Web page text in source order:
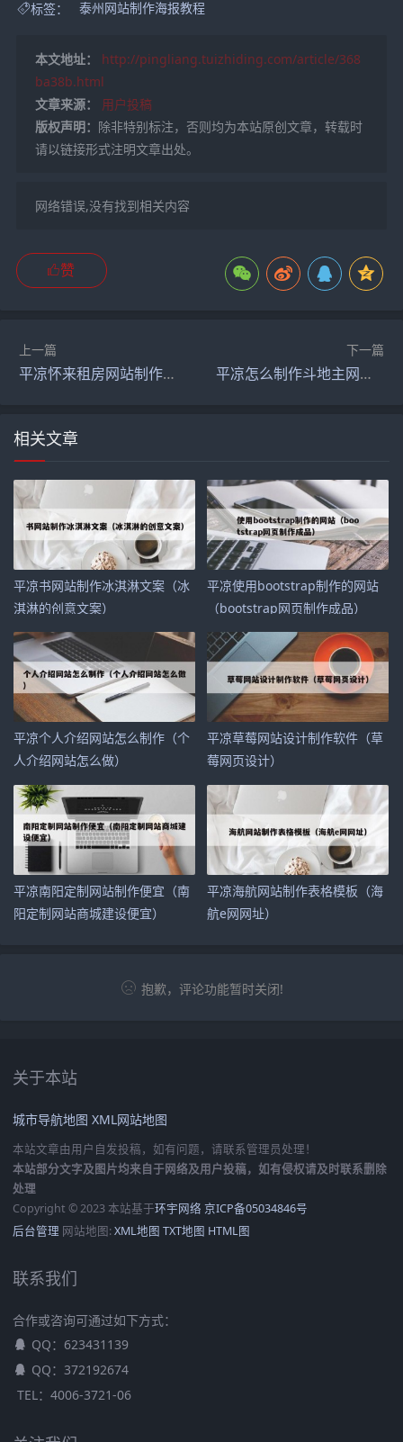
标签： 泰州网站制作海报教程
本文地址：
http://pingliang.tuizhiding.com/article/368
ba38b.html
文章来源：
用户投稿
版权声明： 除非特别标注，否则均为本站原创文章，转载时
请以链接形式注明文章出处。
网络错误,没有找到相关内容
赞
上一篇
平凉怀来租房网站制作（怀来整租房价格信息房价租金怀来房产网）
下一篇
平凉怎么制作斗地主网站（制作游戏斗地主月入1w）
相关文章
平凉书网站制作冰淇淋文案（冰
淇淋的创意文案）
平凉使用bootstrap制作的网站
（bootstrap网页制作成品）
平凉个人介绍网站怎么制作（个
人介绍网站怎么做）
平凉草莓网站设计制作软件（草
莓网页设计）
平凉南阳定制网站制作便宜（南
阳定制网站商城建设便宜）
平凉海航网站制作表格模板（海
航e网网址）
抱歉，评论功能暂时关闭!
关于本站
城市导航地图 XML网站地图
本站文章由用户自发投稿，如有问题，请联系管理员处理！
本站部分文字及图片均来自于网络及用户投稿，如有侵权请及时联系删除
处理
Copyright © 2023 本站基于环宇网络 京ICP备05034846号
后台管理 网站地图:XML地图 TXT地图 HTML图
联系我们
合作或咨询可通过如下方式：
QQ：623431139
QQ：372192674
TEL：4006-3721-06